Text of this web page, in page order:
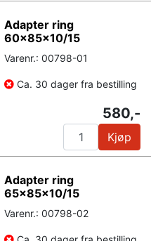
Adapter ring
60x85x10/15
Varenr.: 00798-01
Ca. 30 dager fra bestilling
580,-
Kjøp
Adapter ring
65x85x10/15
Varenr.: 00798-02